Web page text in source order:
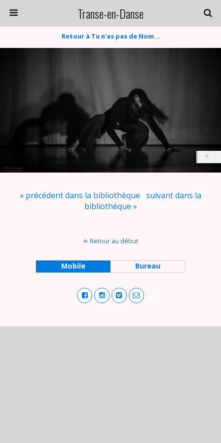
Transe-en-Danse
Retour à Tu n’as pas de Nom…
« précédent dans la bibliothèque suivant dans la
bibliothèque »
Retour au début
Mobile Bureau